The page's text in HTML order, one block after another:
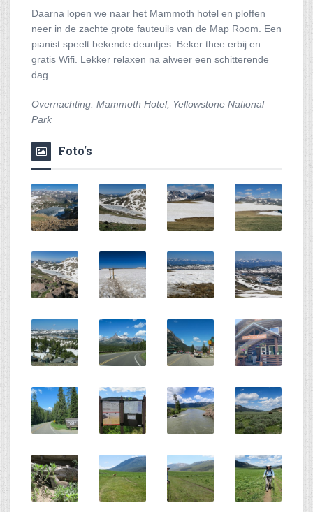
Daarna lopen we naar het Mammoth hotel en ploffen
neer in de zachte grote fauteuils van de Map Room. Een
pianist speelt bekende deuntjes. Beker thee erbij en
gratis Wifi. Lekker relaxen na alweer een schitterende
dag.
Overnachting: Mammoth Hotel, Yellowstone National
Park
Foto's